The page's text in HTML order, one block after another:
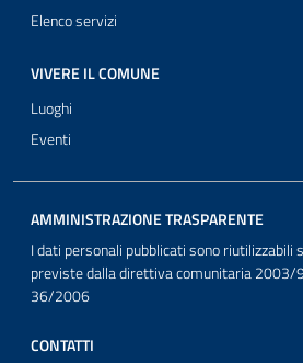
Elenco servizi
VIVERE IL COMUNE
Luoghi
Eventi
AMMINISTRAZIONE TRASPARENTE
I dati personali pubblicati sono riutilizzabili
previste dalla direttiva comunitaria 2003/
36/2006
CONTATTI